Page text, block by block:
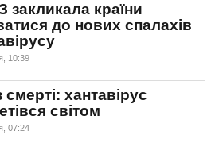
закликала країни
до нових спалахів
10:39
смерті: хантавірус
світом
07:24